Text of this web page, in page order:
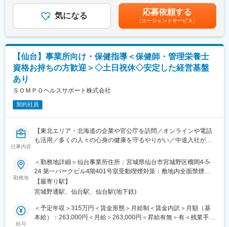
代理対応をしてくれる風土があり、チームワークが強みです。
・働きやすい環境：2019年度の月間の平均残業時間は12.1時間で
した。管理職における女性比率も63.6%と、ライフイベントの多
い女性も活躍しやすい環境です。正社員の場合、転勤可能性はあ
りますが、定期的にあるものではなく適性や希望に応じて配置し
ています。
変更の範囲：会社の定める業務
献性も高く、今後の高齢化社会において成長が見込める成長産業
です。 また、病院や介護施設の業務軽減に貢献する事で、患者
様、利用者様へのサービス向上に直結する為、大変やりがいのあ
本人の頑張りを昇給、昇格にて評価される制度が御座います。ま
た、事業拡大に伴い、新規の営業所も出店しており、営業所長や
アップが見込めます。 ※実際に入社4年前後で所長になった中途入
品）をレンタルするアメニティサポートシステムを提供している
会社です。
ご利用者への提供・回収・請求まで全て弊社で受け持っておりま
す。そのため医療・介護施設の業務負担の軽減もでき多くのメリ
ットがあります。拠点は北海道から九州まで展開し、毎年増収・
増益と確実に業績伸長しています。
変更の範囲：会社の定める業務
無＞有＜残業手当＞有＜給与補足＞※経験・能力・前職の給与など
を考慮するため上下する可能性があります・評価：年2回（4月・
10月/売上実績だけでなく取り組み姿勢や提案プロセスなどの定性
評価も重視）・年収例：370-480万円(主任/入社2-3年)⇒420-550
万円(係長/入社3-5年)賃金はあくまでも目安の金額であり、選考を
通じて上下する可能性があります。月給(月額)は固定手当を含めた
表記です。
気になる 応募依頼する
（エージェントサービス）
【仙台】事業所向け・保健指導＜保健師・管理栄養士
資格お持ちの方歓迎＞◇土日祝休◇安定した経営基盤
あり
ＳＯＭＰＯヘルスサポート株式会社
契約社員
仕事内容
【東北エリア・北海道の企業や官公庁を訪問／オンラインや電話
も活用／多くの人々の心身の健康を守るやりがい／中途入社が多
■業務概要：
本ポジションでは、東北エリアおよび北海道内の企業や官公庁の
事業所に出向き、保健指導を行っていただきます。オンラインや
電話での継続支援も担当していただきます。保健師や管理栄養士
の資格を活かし、多くの人々の心身の健康に貢献できるやりがい
のある仕事です。※出張あり
勤務地
＜勤務地詳細＞仙台事業所住所：宮城県仙台市宮城野区榴岡4-5-
24 第一パークビル4階401号室受動喫煙対策：敷地内全面禁煙変
更の範囲：会社の定める事業所（リモートワーク含む）
【最寄り駅】
宮城野通駅、仙台駅、仙台駅(地下鉄)
給与
＜予定年収＞315万円＜賃金形態＞月給制＜賃金内訳＞月額（基
本給）：263,000円＜月給＞263,000円＜昇給有無＞有＜残業手当